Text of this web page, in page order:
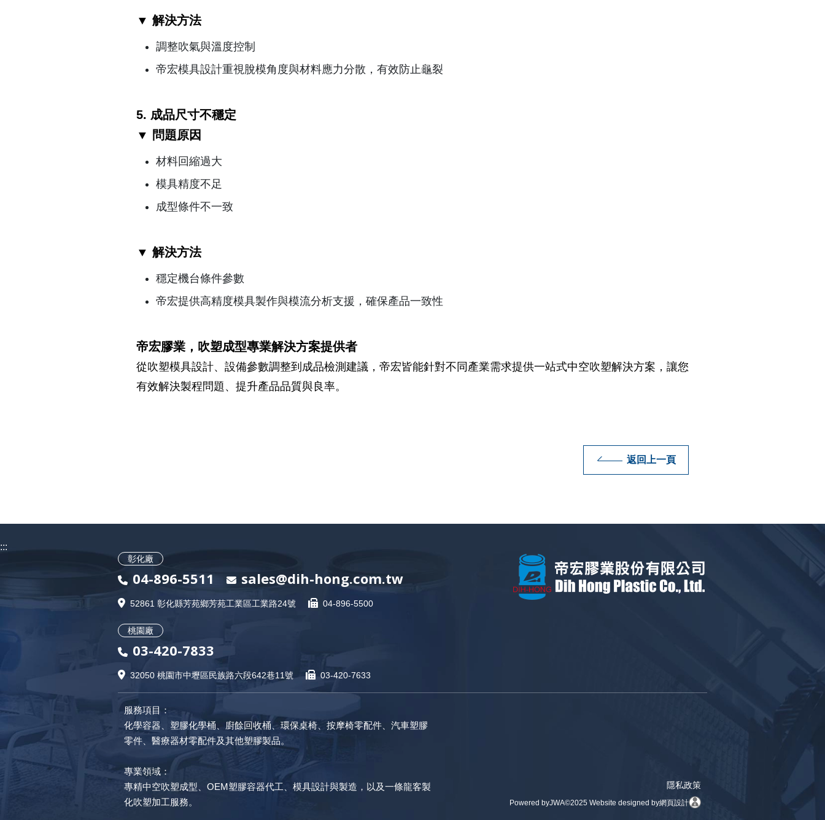
▼ 解決方法
調整吹氣與溫度控制
帝宏模具設計重視脫模角度與材料應力分散，有效防止龜裂
5. 成品尺寸不穩定
▼ 問題原因
材料回縮過大
模具精度不足
成型條件不一致
▼ 解決方法
穩定機台條件參數
帝宏提供高精度模具製作與模流分析支援，確保產品一致性
帝宏膠業，吹塑成型專業解決方案提供者
從吹塑模具設計、設備參數調整到成品檢測建議，帝宏皆能針對不同產業需求提供一站式中空吹塑解決方案，讓您
有效解決製程問題、提升產品品質與良率。
返回上一頁
:::
彰化廠
04-896-5511 sales@dih-hong.com.tw
52861 彰化縣芳苑鄉芳苑工業區工業路24號 04-896-5500
桃園廠
03-420-7833
32050 桃園市中壢區民族路六段642巷11號 03-420-7633
服務項目：
化學容器
塑膠化學桶 廚餘回收桶 、環保桌椅、按摩椅零配件、 汽車塑膠
零件
醫療器材零配件及其他塑膠製品。
專業領域：
專精中空吹塑成型、 OEM塑膠容器代工 、模具設計與製造，以及一條龍客製
化吹塑加工服務。
隱私政策
Powered byJWA©2025 Website designed by網頁設計